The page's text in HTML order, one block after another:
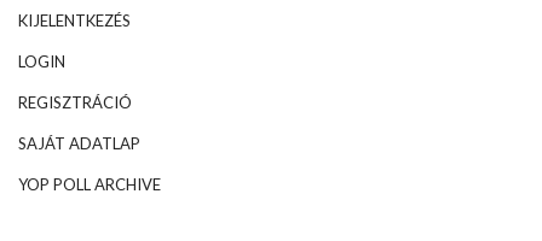
KIJELENTKEZÉS
LOGIN
REGISZTRÁCIÓ
SAJÁT ADATLAP
YOP POLL ARCHIVE